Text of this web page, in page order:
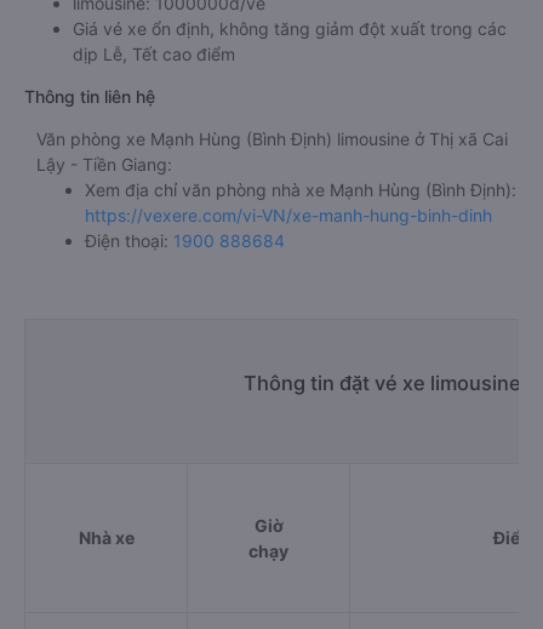
Giá vé xe ổn định, không tăng giảm đột xuất trong các
dịp Lễ, Tết cao điểm
Thông tin liên hệ
Văn phòng xe Mạnh Hùng (Bình Định) limousine ở Thị xã Cai
Lậy - Tiền Giang:
Xem địa chỉ văn phòng nhà xe Mạnh Hùng (Bình Định):
https://vexere.com/vi-VN/xe-manh-hung-binh-dinh
Điện thoại: 1900 888684
Thông tin đặt vé xe limousine
Nhà xe
Giờ
chạy
Điểm